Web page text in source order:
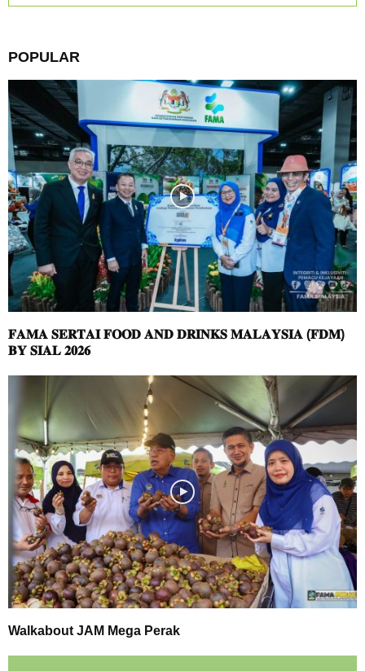
POPULAR
𝐅𝐀𝐌𝐀 𝐒𝐄𝐑𝐓𝐀𝐈 𝐅𝐎𝐎𝐃 𝐀𝐍𝐃 𝐃𝐑𝐈𝐍𝐊𝐒 𝐌𝐀𝐋𝐀𝐘𝐒𝐈𝐀 (𝐅𝐃𝐌)
𝐁𝐘 𝐒𝐈𝐀𝐋 𝟐𝟎𝟐𝟔
Walkabout JAM Mega Perak